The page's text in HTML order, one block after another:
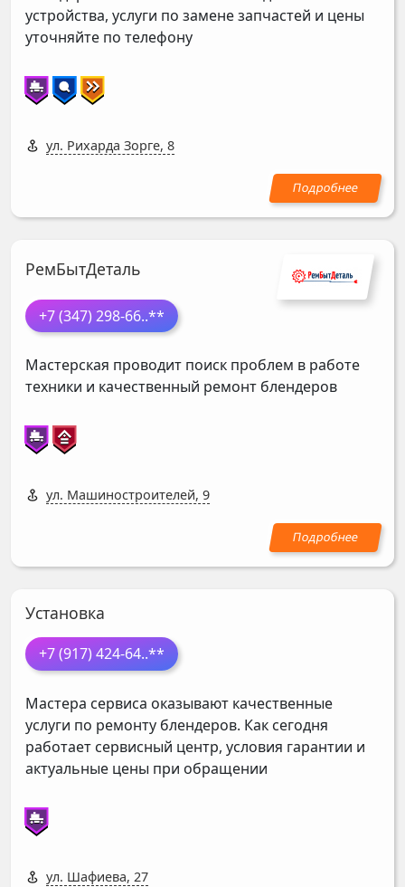
устройства, услуги по замене запчастей и цены
уточняйте по телефону
ул. Рихарда Зорге, 8
РемБытДеталь
+7 (347) 298-66..**
Мастерская проводит поиск проблем в работе
техники и качественный ремонт блендеров
ул. Машиностроителей, 9
Установка
+7 (917) 424-64..**
Мастера сервиса оказывают качественные
услуги по ремонту блендеров. Как сегодня
работает сервисный центр, условия гарантии и
актуальные цены при обращении
ул. Шафиева, 27